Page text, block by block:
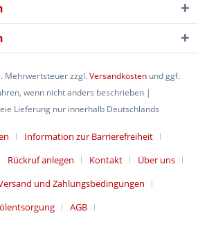
Mehrwertsteuer zzgl.Versandkosten und ggf.
wenn nicht anders beschrieben |
Lieferung nur innerhalb Deutschlands
Information zur Barrierefreiheit
Rückruf anlegen Kontakt
Über uns
und Zahlungsbedingungen
AGB